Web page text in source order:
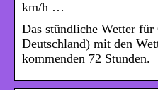
km/h …
Das stündliche Wetter für
Deutschland) mit den
kommenden 72 Stunden.